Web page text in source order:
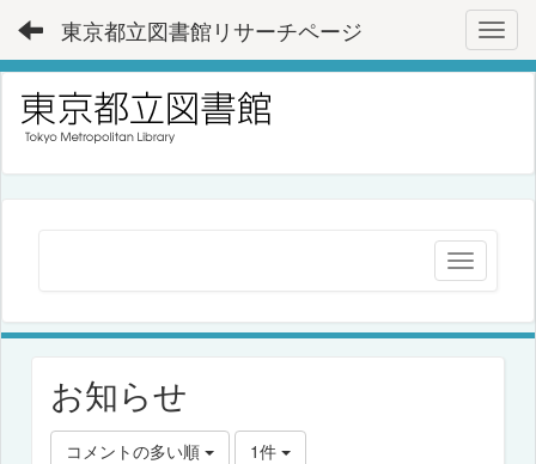
東京都立図書館リサーチページ
お知らせ
コメントの多い順 1件